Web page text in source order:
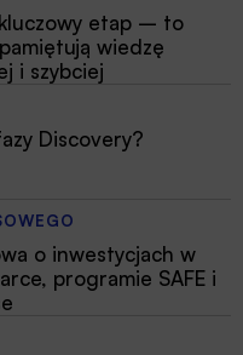
etap – to
wiedzę
i szybciej
Discovery?
o inwestycjach w
programie SAFE i